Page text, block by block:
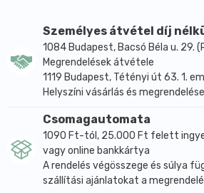
Személyes átvétel díj
1084 Budapest, Bacsó Béla u. 29.
Megrendelések átvétele
1119 Budapest, Tétényi út 63. 1.
Helyszíni vásárlás és
Csomagautomata
1090 Ft-tól, 25.000 Ft felett
vagy online bankkártya
A rendelés végösszege és súlya
szállítási ajánlatokat a